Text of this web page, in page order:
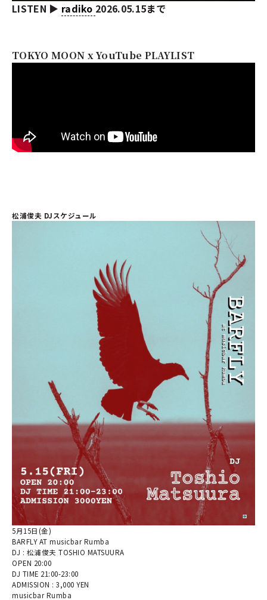
LISTEN ▶︎ radiko 2026.05.15まで
TOKYO MOON x YouTube PLAYLIST
松浦俊夫 DJスケジュール
5月15日(金)
BARFLY AT musicbar Rumba
DJ : 松浦俊夫 TOSHIO MATSUURA
OPEN 20:00
DJ TIME 21:00-23:00
ADMISSION : 3,000 YEN
musicbar Rumba